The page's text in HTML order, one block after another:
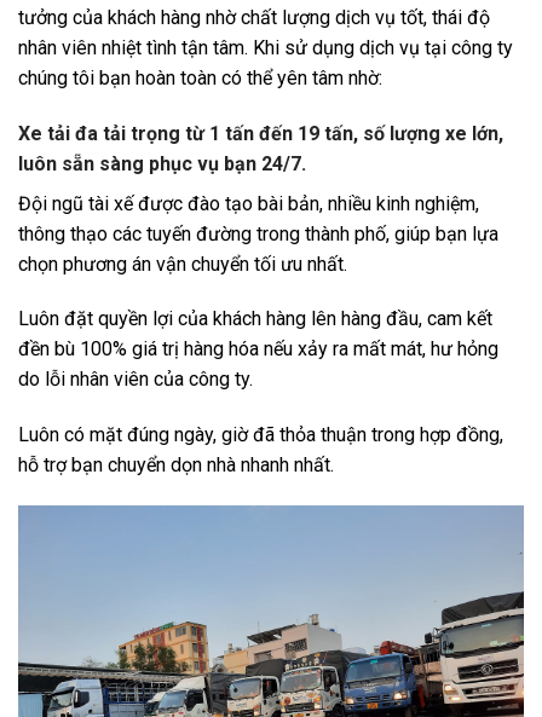
tưởng của khách hàng nhờ chất lượng dịch vụ tốt, thái độ
nhân viên nhiệt tình tận tâm. Khi sử dụng dịch vụ tại công ty
chúng tôi bạn hoàn toàn có thể yên tâm nhờ:
Xe tải đa tải trọng từ 1 tấn đến 19 tấn, số lượng xe lớn,
luôn sẵn sàng phục vụ bạn 24/7.
Đội ngũ tài xế được đào tạo bài bản, nhiều kinh nghiệm,
thông thạo các tuyến đường trong thành phố, giúp bạn lựa
chọn phương án vận chuyển tối ưu nhất.
Luôn đặt quyền lợi của khách hàng lên hàng đầu, cam kết
đền bù 100% giá trị hàng hóa nếu xảy ra mất mát, hư hỏng
do lỗi nhân viên của công ty.
Luôn có mặt đúng ngày, giờ đã thỏa thuận trong hợp đồng,
hỗ trợ bạn chuyển dọn nhà nhanh nhất.